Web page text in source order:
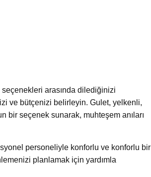
arasında dilediğinizi
ve bütçenizi belirleyin. Gulet, yelkenli,
bir seçenek sunarak, muhteşem anıları
personeliyle konforlu ve konforlu bir
planlamak için yardımla